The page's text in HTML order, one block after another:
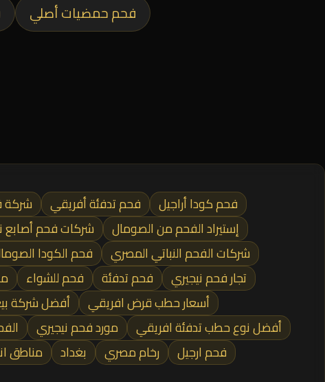
فحم حمضيات أصلي
فحم كودا أراجيل فحم تدفئة أفريقي شركة
إستيراد الفحم من الصومال
شركات فحم أصابع
شركات الفحم النباتي المصري
فحم الكودا
تجار فحم نيجيري
فحم تدفئة فحم للشواء
أسعار حطب قرض افريقي
أفضل شركة
أفضل نوع حطب تدفئة افريقي
مورد فحم نيجيري
فحم ارجيل
رخام مصري بغداد مناطق